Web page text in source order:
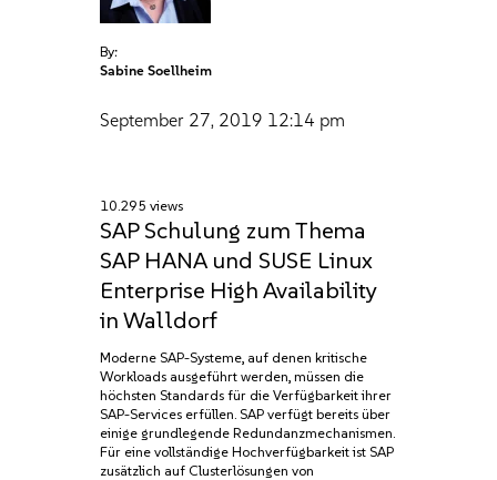
By:
Sabine Soellheim
September 27, 2019 12:14 pm
10.295 views
SAP Schulung zum Thema
SAP HANA und SUSE Linux
Enterprise High Availability
in Walldorf
Moderne SAP-Systeme, auf denen kritische
Workloads ausgeführt werden, müssen die
höchsten Standards für die Verfügbarkeit ihrer
SAP-Services erfüllen. SAP verfügt bereits über
einige grundlegende Redundanzmechanismen.
Für eine vollständige Hochverfügbarkeit ist SAP
zusätzlich auf Clusterlösungen von